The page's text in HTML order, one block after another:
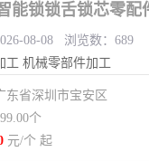
能锁锁舌锁芯零
08-08 浏览数：689
工 机械零部件加工
东省深圳市宝安区
个
元/个 起